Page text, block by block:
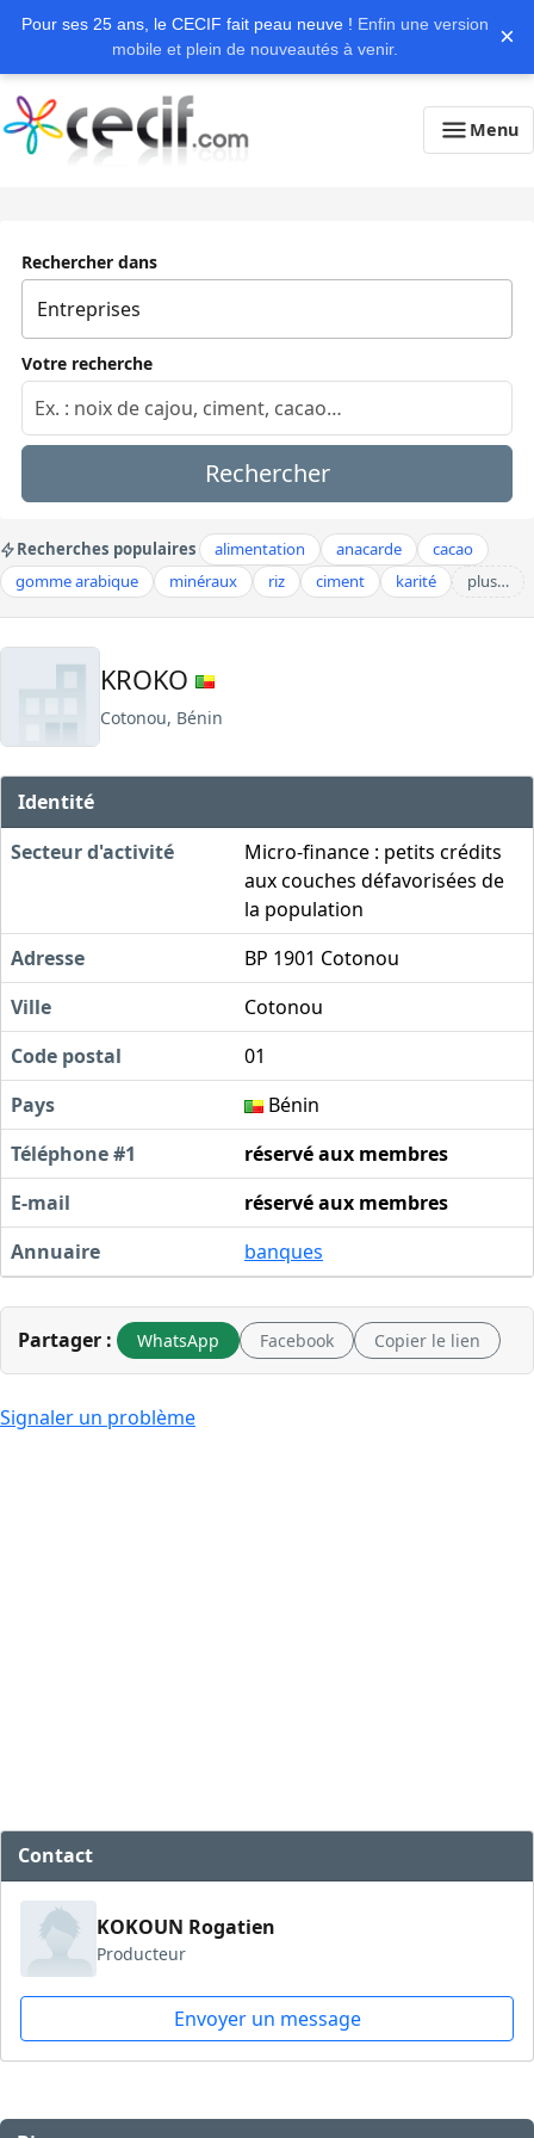
Pour ses 25 ans, le CECIF fait peau neuve ! Enfin une version
mobile et plein de nouveautés à venir.
×
Menu
Rechercher dans
Votre recherche
Rechercher
Recherches populaires alimentation anacarde
cacao
gomme arabique
minéraux riz ciment karité plus…
KROKO
Cotonou, Bénin
Identité
Secteur d'activité
Micro-finance : petits crédits
aux couches défavorisées de
la population
Adresse
BP 1901 Cotonou
Ville
Cotonou
Code postal
01
Pays
Bénin
Téléphone #1
réservé aux membres
E-mail
réservé aux membres
Annuaire
banques
Partager : WhatsApp Facebook Copier le lien
Signaler un problème
Contact
KOKOUN Rogatien
Producteur
Envoyer un message